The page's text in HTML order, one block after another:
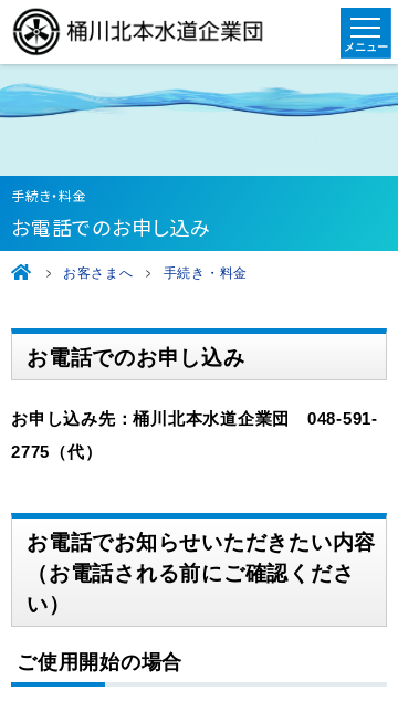
手続き・料金
お電話でのお申し込み
お客さまへ 手続き・料金
お電話でのお申し込み
お申し込み先：桶川北本水道企業団 048-591-
2775（代）
お電話でお知らせいただきたい内容
（お電話される前にご確認くださ
い）
ご使用開始の場合